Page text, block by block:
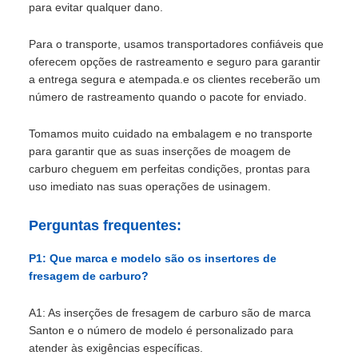
para evitar qualquer dano.
Para o transporte, usamos transportadores confiáveis que
oferecem opções de rastreamento e seguro para garantir
a entrega segura e atempada.e os clientes receberão um
número de rastreamento quando o pacote for enviado.
Tomamos muito cuidado na embalagem e no transporte
para garantir que as suas inserções de moagem de
carburo cheguem em perfeitas condições, prontas para
uso imediato nas suas operações de usinagem.
Perguntas frequentes:
P1: Que marca e modelo são os insertores de
fresagem de carburo?
A1: As inserções de fresagem de carburo são de marca
Santon e o número de modelo é personalizado para
atender às exigências específicas.